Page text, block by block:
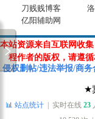
刀贱贱博客
亿阳辅助网
本站资源来自互联网收
程作者的版权，请遵
侵权删帖/违法举报/商务
★
📊 站点统计| 实时在线 23